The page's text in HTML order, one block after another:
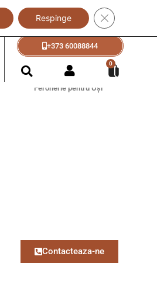
+373 60088833
+373 60088844
0
Feronerie pentru Uși
Contacteaza-ne
Respinge Close GDPR